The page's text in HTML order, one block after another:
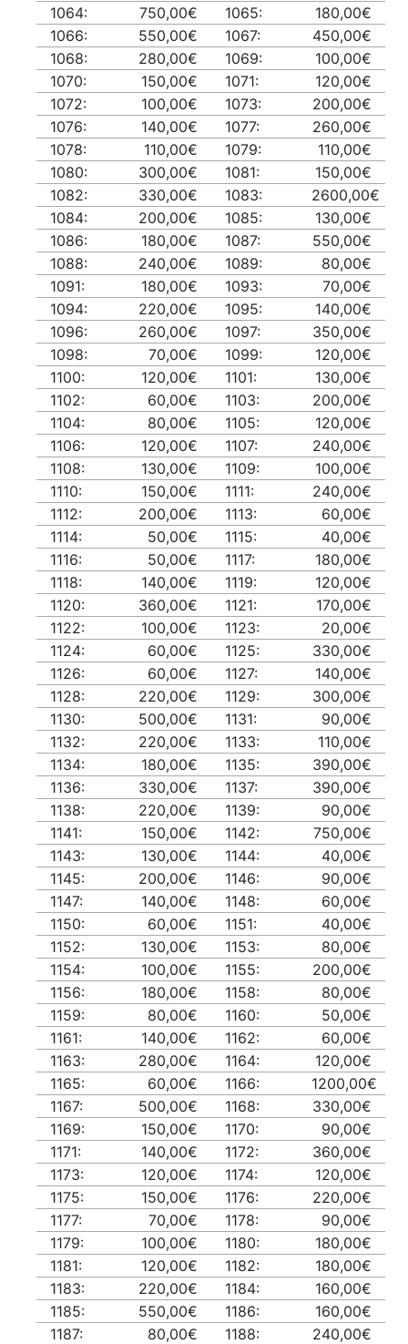
1064:
750,00€ 1065:
180,00€
1066:
550,00€ 1067:
450,00€
1068:
280,00€ 1069:
100,00€
1070:
150,00€ 1071:
120,00€
1072:
100,00€ 1073:
200,00€
1076:
140,00€ 1077:
260,00€
1078:
110,00€ 1079:
110,00€
1080:
300,00€ 1081:
150,00€
1082:
330,00€ 1083:
2600,00€
1084:
200,00€ 1085:
130,00€
1086:
180,00€ 1087:
550,00€
1088:
240,00€ 1089:
80,00€
1091:
180,00€ 1093:
70,00€
1094:
220,00€ 1095:
140,00€
1096:
260,00€ 1097:
350,00€
1098:
70,00€ 1099:
120,00€
1100:
120,00€ 1101:
130,00€
1102:
60,00€ 1103:
200,00€
1104:
80,00€ 1105:
120,00€
1106:
120,00€ 1107:
240,00€
1108:
130,00€ 1109:
100,00€
1110:
150,00€ 1111:
240,00€
1112:
200,00€ 1113:
60,00€
1114:
50,00€ 1115:
40,00€
1116:
50,00€ 1117:
180,00€
1118:
140,00€ 1119:
120,00€
1120:
360,00€ 1121:
170,00€
1122:
100,00€ 1123:
20,00€
1124:
60,00€ 1125:
330,00€
1126:
60,00€ 1127:
140,00€
1128:
220,00€ 1129:
300,00€
1130:
500,00€ 1131:
90,00€
1132:
220,00€ 1133:
110,00€
1134:
180,00€ 1135:
390,00€
1136:
330,00€ 1137:
390,00€
1138:
220,00€ 1139:
90,00€
1141:
150,00€ 1142:
750,00€
1143:
130,00€ 1144:
40,00€
1145:
200,00€ 1146:
90,00€
1147:
140,00€ 1148:
60,00€
1150:
60,00€ 1151:
40,00€
1152:
130,00€ 1153:
80,00€
1154:
100,00€ 1155:
200,00€
1156:
180,00€ 1158:
80,00€
1159:
80,00€ 1160:
50,00€
1161:
140,00€ 1162:
60,00€
1163:
280,00€ 1164:
120,00€
1165:
60,00€ 1166:
1200,00€
1167:
500,00€ 1168:
330,00€
1169:
150,00€ 1170:
90,00€
1171:
140,00€ 1172:
360,00€
1173:
120,00€ 1174:
120,00€
1175:
150,00€ 1176:
220,00€
1177:
70,00€ 1178:
90,00€
1179:
100,00€ 1180:
180,00€
1181:
120,00€ 1182:
180,00€
1183:
220,00€ 1184:
160,00€
1185:
550,00€ 1186:
160,00€
1187:
80,00€ 1188:
240,00€